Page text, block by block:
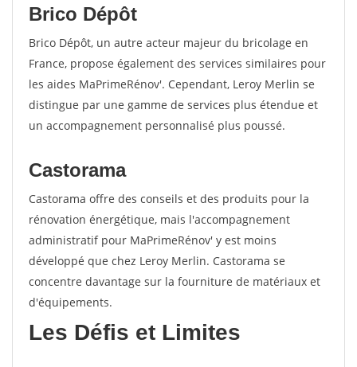
Brico Dépôt
Brico Dépôt, un autre acteur majeur du bricolage en
France, propose également des services similaires pour
les aides MaPrimeRénov'. Cependant, Leroy Merlin se
distingue par une gamme de services plus étendue et
un accompagnement personnalisé plus poussé.
Castorama
Castorama offre des conseils et des produits pour la
rénovation énergétique, mais l'accompagnement
administratif pour MaPrimeRénov' y est moins
développé que chez Leroy Merlin. Castorama se
concentre davantage sur la fourniture de matériaux et
d'équipements.
Les Défis et Limites